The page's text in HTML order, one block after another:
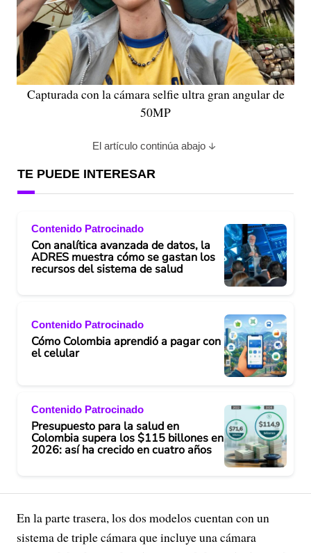
Capturada con la cámara selfie ultra gran angular de
50MP
El artículo continúa abajo
TE PUEDE INTERESAR
Contenido Patrocinado
Con analítica avanzada de datos, la
ADRES muestra cómo se gastan los
recursos del sistema de salud
Contenido Patrocinado
Cómo Colombia aprendió a pagar con
el celular
Contenido Patrocinado
Presupuesto para la salud en
Colombia supera los $115 billones en
2026: así ha crecido en cuatro años
En la parte trasera, los dos modelos cuentan con un
sistema de triple cámara que incluye una cámara